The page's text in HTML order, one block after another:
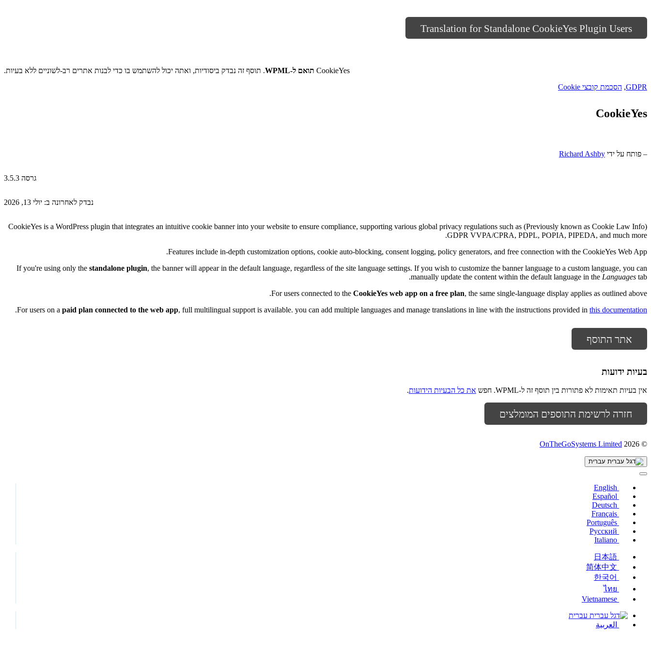
Translation for Standalone CookieYes Plugin Users
CookieYes תואם ל-WPML
. תוסף זה נבדק ביסודיות, ואתה יכול להשתמש בו כדי לבנות אתרים רב-לשוניים ללא בעיות.
GDPR
, הסכמת קובצי Cookie
CookieYes
– פותח על ידי Richard Ashby
גרסה 3.5.3
נבדק לאחרונה ב: יולי 13, 2026
(Previously known as Cookie Law Info) CookieYes is a WordPress plugin that integrates an intuitive cookie banner into your website to ensure compliance, supporting various global privacy regulations such as
GDPR VVPA/CPRA, PDPL, POPIA, PIPEDA, and much more.
Features include in-depth customization options, cookie auto-blocking, consent logging, policy generators, and free connection with the CookieYes Web App.
If you're using only the standalone plugin, the banner will appear in the default language, regardless of the site language settings. If you wish to customize the banner language to a custom language, you can
manually update the content within the default language in the Languages tab.
For users connected to the CookieYes web app on a free plan, the same single-language display applies as outlined above.
For users on a paid plan connected to the web app, full multilingual support is available. you can add multiple languages and manage translations in line with the instructions provided in this documentation
.
אתר התוסף
בעיות ידועות
אין בעיות תאימות לא פתורות בין תוסף זה ל-WPML. חפש את כל הבעיות הידועות.
חזרה לרשימת התוספים המומלצים
© 2026
OnTheGoSystems Limited(נפתח
עברית
עברית
العربية